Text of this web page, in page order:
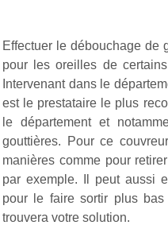
Effectuer le débouchage de
pour les oreilles de
Intervenant dans le
est le prestataire le plus
le département et
gouttières. Pour ce
manières comme pour
par exemple. Il peut aussi
pour le faire sortir plus bas
trouvera votre solution.